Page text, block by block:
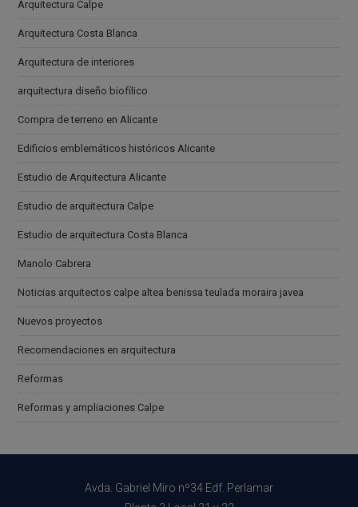
Arquitectura Calpe
Arquitectura Costa Blanca
Arquitectura de interiores
arquitectura diseño biofílico
Compra de terreno en Alicante
Edificios emblemáticos históricos Alicante
Estudio de Arquitectura Alicante
Estudio de arquitectura Calpe
Estudio de arquitectura Costa Blanca
Manolo Cabrera
Noticias arquitectos calpe altea benissa teulada moraira javea
Nuevos proyectos
Recomendaciones en arquitectura
Reformas
Reformas y ampliaciones Calpe
Avda. Gabriel Miro nº34 Edf. Perlamar